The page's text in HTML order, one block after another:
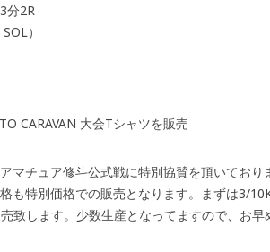
分2R
）
CARAVAN 大会Tシャツを販売
マチュア修斗公式戦に特別協賛を頂いてお
も特別価格での販売となります。まずは3/
致します。少数生産となってますので、お早